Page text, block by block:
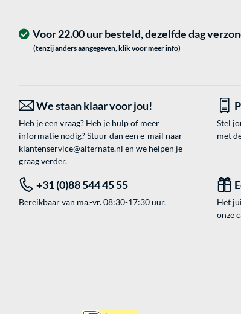
Voor 22.00 uur besteld, dezelfde dag
(tenzij anders aangegeven, klik voor meer info)
We staan klaar voor jou!
Heb je een vraag? Heb je hulp of meer
informatie nodig? Stuur dan een e-mail naar
klantenservice@alternate.nl en we helpen je
graag verder.
Stel
met
+31 (0)88 544 45 55
Bereikbaar van ma.-vr. 08:30-17:30 uur.
Het
onze